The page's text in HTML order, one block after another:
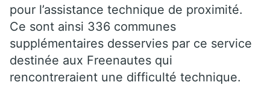
pour l’assistance technique de proximité.
Ce sont ainsi 336 communes
supplémentaires desservies par ce service
destinée aux Freenautes qui
rencontreraient une difficulté technique.